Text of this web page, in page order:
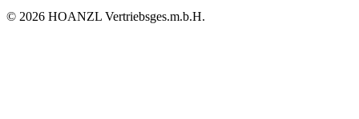
© 2026 HOANZL Vertriebsges.m.b.H.